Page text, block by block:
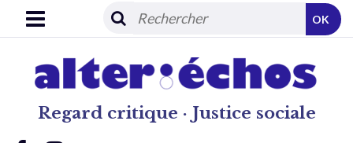
Regard critique · Justice sociale
OK